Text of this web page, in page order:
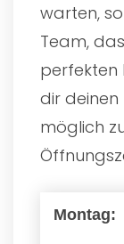
warten,
Team,
perfekten
dir deinen
möglich